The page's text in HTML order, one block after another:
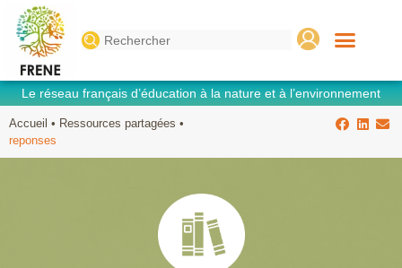
Search
for:
Le réseau français d’éducation à la nature et à l’environnement
Accueil • Ressources partagées •
reponses